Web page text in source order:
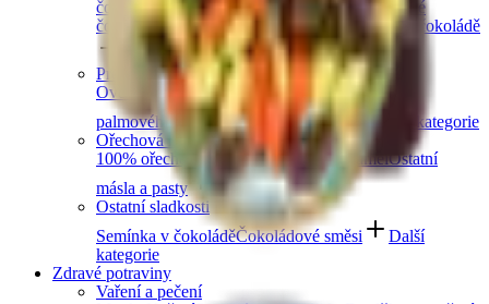
čokoláděOvoce v mléčné čokoláděOvoce v bílé
čokoládě a jogurtuJablečné trubičky máčené v čokoládě
Další kategorie
Prémiové čokolády
Ovocná čokoládaSlaný karamel
Čokolády bez
palmového oleje
Čokolády bez cukru
Další kategorie
Ořechová másla
100% ořechová S čokoládouSlaný karamelOstatní
másla a pasty
Další kategorie
Ostatní sladkosti
Semínka v čokoláděČokoládové směsi
Další
kategorie
Zdravé potraviny
Vaření a pečení